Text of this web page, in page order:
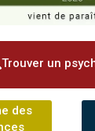
Trouver un
des